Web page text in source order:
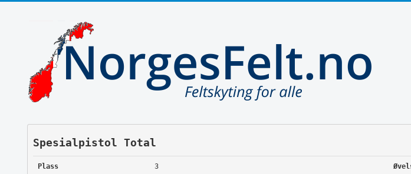
Spesialpistol Total
Plass 3